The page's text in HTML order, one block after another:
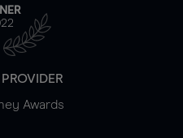
Awards